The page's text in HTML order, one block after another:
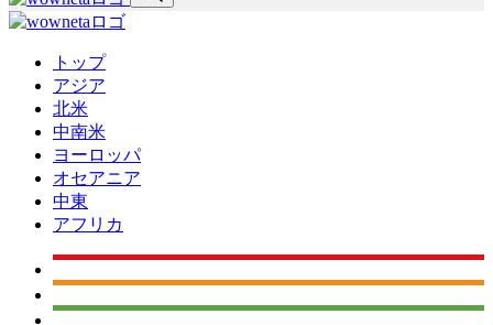
トップ
アジア
北米
中南米
ヨーロッパ
オセアニア
中東
アフリカ